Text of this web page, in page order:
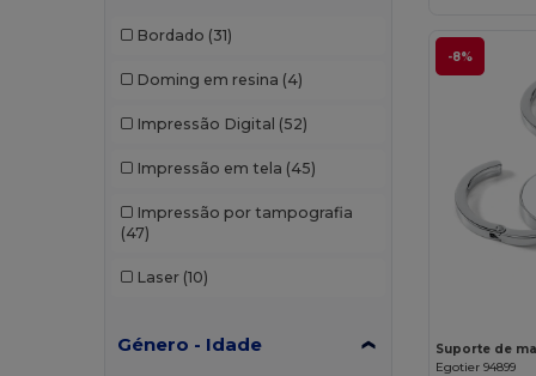
Bordado (31)
Doming em resina (4)
Impressão Digital (52)
Impressão em tela (45)
Impressão por tampografia
(47)
Laser (10)
Género - Idade
-8%
Suporte de
Egotier 94899